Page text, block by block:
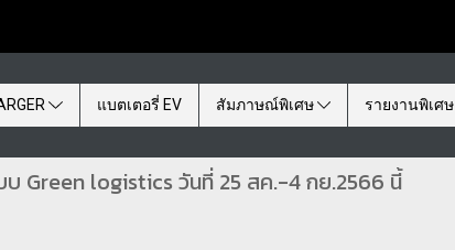
แบตเตอรี่ EV สัมภาษณ์พิเศษ รายงานพิเศษ
บ Green logistics วันที่ 25 สค.-4 กย.2566 นี้